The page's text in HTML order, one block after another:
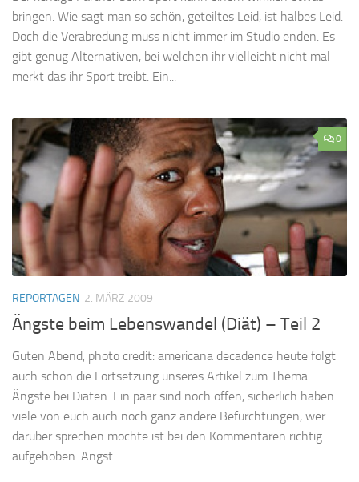
bringen. Wie sagt man so schön, geteiltes Leid, ist halbes Leid.
Doch die Verabredung muss nicht immer im Studio enden. Es
gibt genug Alternativen, bei welchen ihr vielleicht nicht mal
merkt das ihr Sport treibt. Ein...
0
REPORTAGEN 2. MÄRZ 2009
Ängste beim Lebenswandel (Diät) – Teil 2
Guten Abend, photo credit: americana decadence heute folgt
auch schon die Fortsetzung unseres Artikel zum Thema
Ängste bei Diäten. Ein paar sind noch offen, sicherlich haben
viele von euch auch noch ganz andere Befürchtungen, wer
darüber sprechen möchte ist bei den Kommentaren richtig
aufgehoben. Angst...